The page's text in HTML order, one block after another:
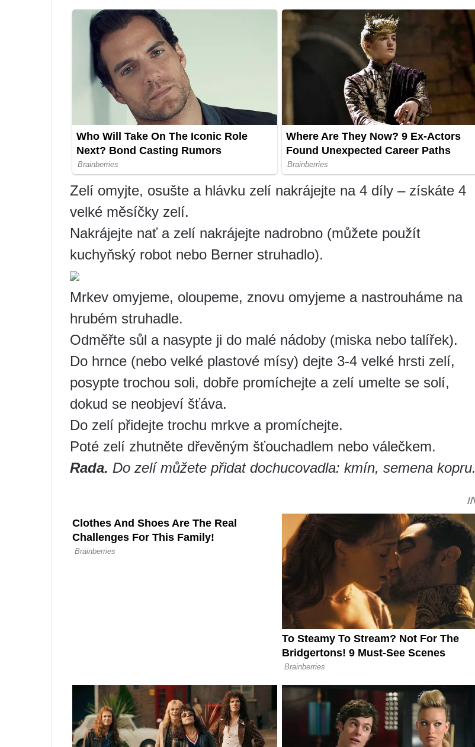
Zelí omyjte, osušte a hlávku zelí nakrájejte na 4 díly – získáte 4
velké měsíčky zelí.
Nakrájejte nať a zelí nakrájejte nadrobno (můžete použít
kuchyňský robot nebo Berner struhadlo).
Mrkev omyjeme, oloupeme, znovu omyjeme a nastrouháme na
hrubém struhadle.
Odměřte sůl a nasypte ji do malé nádoby (miska nebo talířek).
Do hrnce (nebo velké plastové mísy) dejte 3-4 velké hrsti zelí,
posypte trochou soli, dobře promíchejte a zelí umelte se solí,
dokud se neobjeví šťáva.
Do zelí přidejte trochu mrkve a promíchejte.
Poté zelí zhutněte dřevěným šťouchadlem nebo válečkem.
Rada. Do zelí můžete přidat dochucovadla: kmín, semena kopru.